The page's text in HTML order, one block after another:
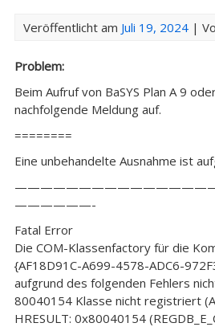
Veröffentlicht am Juli 19, 2024|
Problem:
Beim Aufruf von BaSYS Plan A 9
nachfolgende Meldung auf.
========
Eine unbehandelte Ausnahme ist
——————-
Fatal Error
Die COM-Klassenfactory für die
{AF18D91C-A699-4578-ADC6-
aufgrund des folgenden Fehlers
80040154 Klasse nicht registriert
HRESULT: 0x80040154